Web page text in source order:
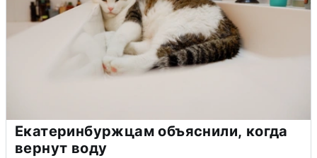
Екатеринбуржцам объяснили, когда
вернут воду